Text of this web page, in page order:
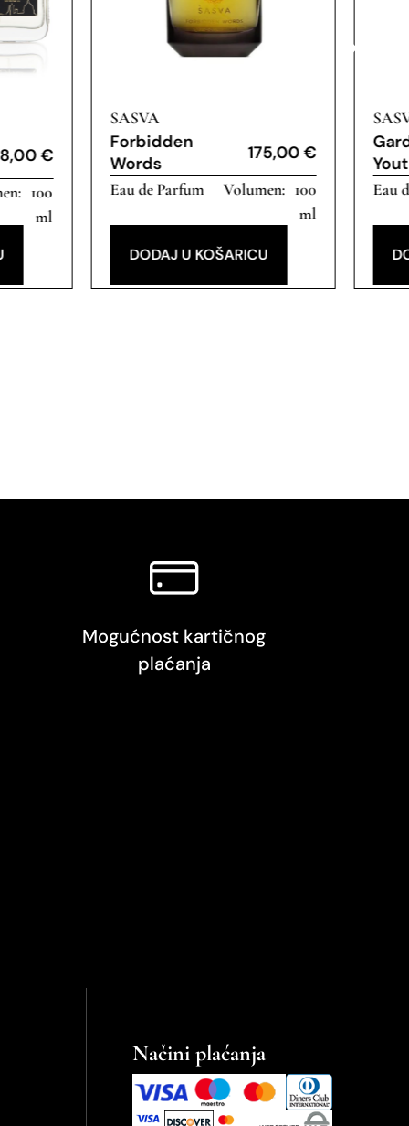
€
100
ml
SASVA
Forbidden
Words
175,00€
Eau de Parfum
100
ml
DODAJ U KOŠARICU
Eau
Mogućnost kartičnog
plaćanja
Načini plaćanja